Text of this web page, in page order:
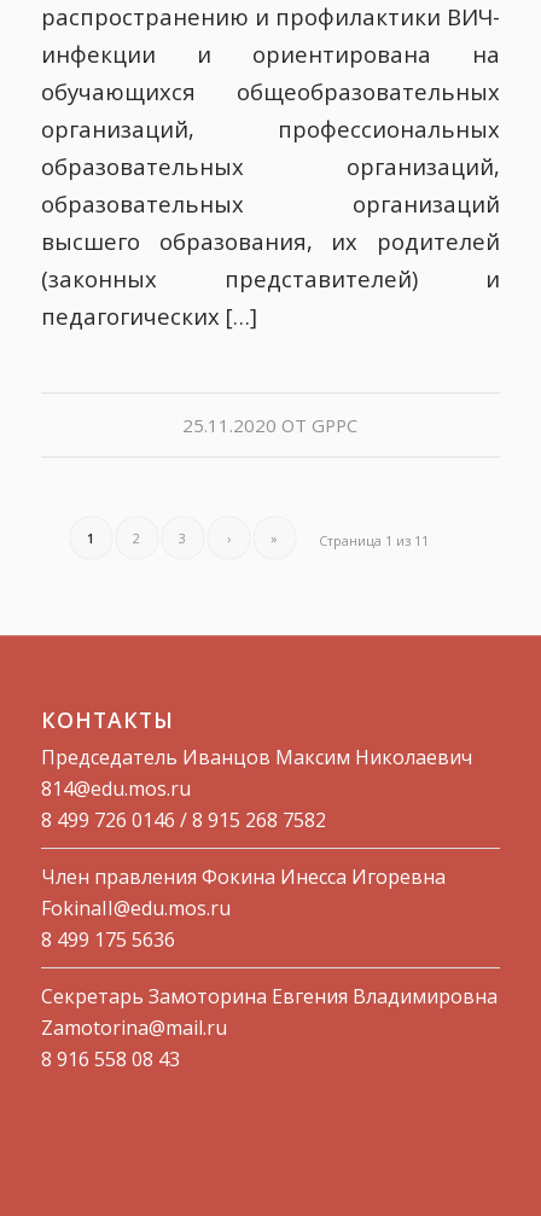
распространению и профилактики ВИЧ-
инфекции и ориентирована на
обучающихся общеобразовательных
организаций, профессиональных
образовательных организаций,
образовательных организаций
высшего образования, их родителей
(законных представителей) и
педагогических […]
25.11.2020 ОТ GPPC
Страница 1 из 11
1 2 3 › »
КОНТАКТЫ
Председатель Иванцов Максим Николаевич
814@edu.mos.ru​
8 499 726 0146 / 8 915 268 7582
Член правления Фокина Инесса Игоревна
FokinaII@edu.mos.ru
8 499 175 5636
Секретарь Замоторина Евгения Владимировна
Zamotorina@mail.ru
8 916 558 08 43